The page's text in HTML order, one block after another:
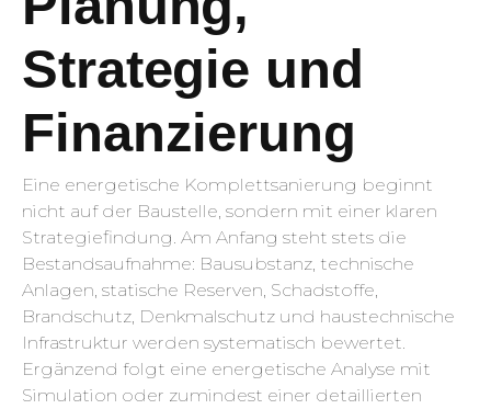
Strategie und
Finanzierung
Eine energetische Komplettsanierung beginnt
nicht auf der Baustelle, sondern mit einer klaren
Strategiefindung. Am Anfang steht stets die
Bestandsaufnahme: Bausubstanz, technische
Anlagen, statische Reserven, Schadstoffe,
Brandschutz, Denkmalschutz und haustechnische
Infrastruktur werden systematisch bewertet.
Ergänzend folgt eine energetische Analyse mit
Simulation oder zumindest einer detaillierten